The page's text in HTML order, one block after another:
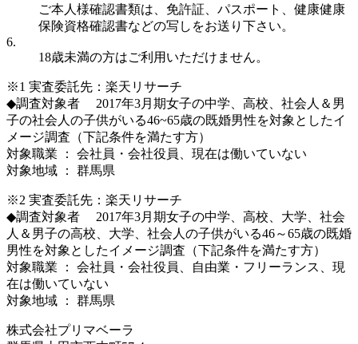
ご本人様確認書類は、免許証、パスポート、健康健康
保険資格確認書などの写しをお送り下さい。
6.
18歳未満の方はご利用いただけません。
※1 実査委託先：楽天リサーチ
◆調査対象者 2017年3月期女子の中学、高校、社会人＆男
子の社会人の子供がいる46~65歳の既婚男性を対象としたイ
メージ調査（下記条件を満たす方）
対象職業 ： 会社員・会社役員、現在は働いていない
対象地域 ： 群馬県
※2 実査委託先：楽天リサーチ
◆調査対象者 2017年3月期女子の中学、高校、大学、社会
人＆男子の高校、大学、社会人の子供がいる46～65歳の既婚
男性を対象としたイメージ調査（下記条件を満たす方）
対象職業 ： 会社員・会社役員、自由業・フリーランス、現
在は働いていない
対象地域 ： 群馬県
株式会社プリマベーラ